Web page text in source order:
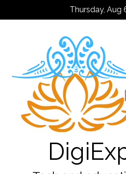
Thursday, Aug